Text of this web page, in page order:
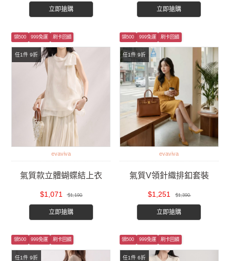
立即搶購 立即搶購
任1件 9折
領500 999免運 刷卡回饋
evaviva
氣質款立體蝴蝶結上衣
$1,071 $1,190
立即搶購
任1件 9折
領500 999免運 刷卡回饋
evaviva
氣質V領針織排釦套裝
$1,251 $1,390
立即搶購
任1件 9折
領500 999免運 刷卡回饋
任1件 6折
領500 999免運 刷卡回饋